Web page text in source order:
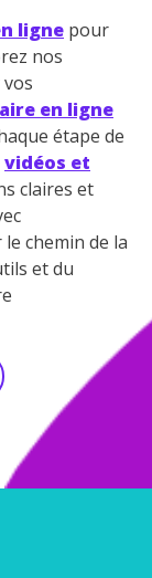
ligne pour
nos
en ligne
étape de
vidéos et
claires et
chemin de la
et du